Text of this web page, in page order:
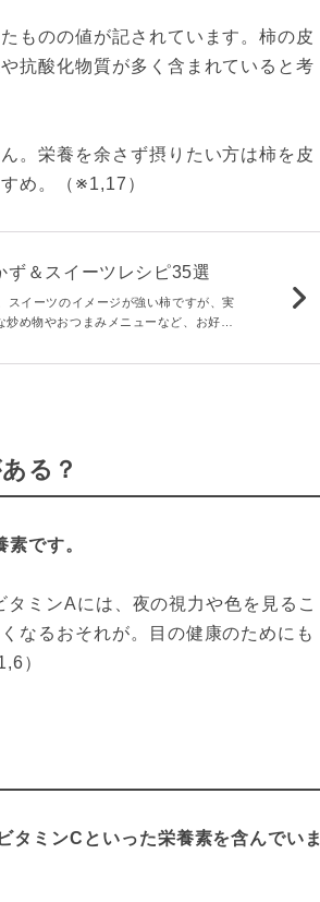
ものの値が記されています。柿の皮
抗酸化物質が多く含まれていると考
。栄養を余さず摂りたい方は柿を皮
め。（※1,17）
ず＆スイーツレシピ35選
スイーツのイメージが強い柿ですが、実
め物やおつまみメニューなど、お好み
る？
です。
ミンAには、夜の視力や色を見るこ
なるおそれが。目の健康のためにも
）
タミンCといった栄養素を含んでいま